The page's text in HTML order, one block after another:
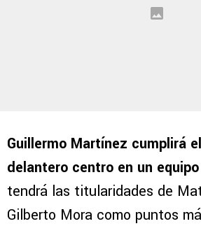
Guillermo Martínez cumplirá
delantero centro en un
tendrá las titularidades de
Gilberto Mora como puntos